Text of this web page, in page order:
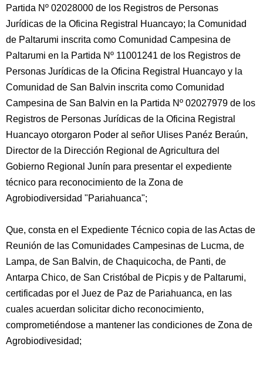
Partida Nº 02028000 de los Registros de Personas
Jurídicas de la Oficina Registral Huancayo; la Comunidad
de Paltarumi inscrita como Comunidad Campesina de
Paltarumi en la Partida Nº 11001241 de los Registros de
Personas Jurídicas de la Oficina Registral Huancayo y la
Comunidad de San Balvin inscrita como Comunidad
Campesina de San Balvin en la Partida Nº 02027979 de los
Registros de Personas Jurídicas de la Oficina Registral
Huancayo otorgaron Poder al señor Ulises Panéz Beraún,
Director de la Dirección Regional de Agricultura del
Gobierno Regional Junín para presentar el expediente
técnico para reconocimiento de la Zona de
Agrobiodiversidad "Pariahuanca";
Que, consta en el Expediente Técnico copia de las Actas de
Reunión de las Comunidades Campesinas de Lucma, de
Lampa, de San Balvin, de Chaquicocha, de Panti, de
Antarpa Chico, de San Cristóbal de Picpis y de Paltarumi,
certificadas por el Juez de Paz de Pariahuanca, en las
cuales acuerdan solicitar dicho reconocimiento,
comprometiéndose a mantener las condiciones de Zona de
Agrobiodivesidad;